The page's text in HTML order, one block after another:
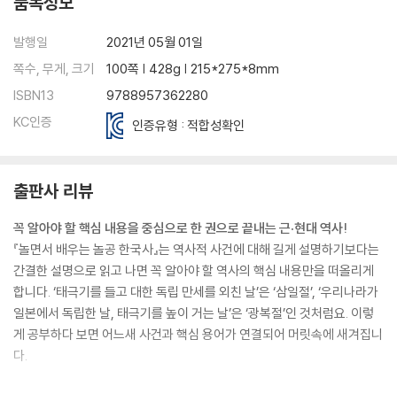
발행일
2021년 05월 01일
쪽수, 무게, 크기
100쪽 | 428g | 215*275*8mm
ISBN13
9788957362280
KC인증
인증유형 : 적합성확인
출판사 리뷰
꼭 알아야 할 핵심 내용을 중심으로 한 권으로 끝내는 근·현대 역사!
『놀면서 배우는 놀공 한국사』는 역사적 사건에 대해 길게 설명하기보다는
간결한 설명으로 읽고 나면 꼭 알아야 할 역사의 핵심 내용만을 떠올리게
합니다. ‘태극기를 들고 대한 독립 만세를 외친 날’은 ‘삼일절’, ‘우리나라가
일본에서 독립한 날, 태극기를 높이 거는 날’은 ‘광복절’인 것처럼요. 이렇
게 공부하다 보면 어느새 사건과 핵심 용어가 연결되어 머릿속에 새겨집니
다.